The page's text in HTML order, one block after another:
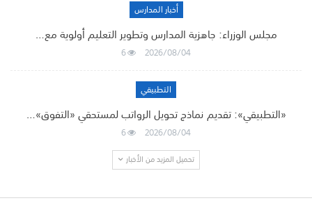
أخبار المدارس
مجلس الوزراء: جاهزية المدارس وتطوير التعليم أولوية مع…
2026/08/04
6
التطبيقي
«التطبيقي»: تقديم نماذج تحويل الرواتب لمستحقي «التفوق»…
2026/08/04
6
تحميل المزيد من الأخبار